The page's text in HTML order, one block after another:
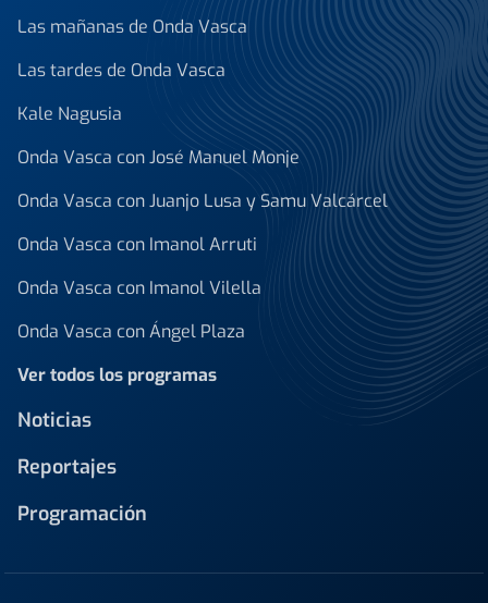
Las mañanas de Onda Vasca
Las tardes de Onda Vasca
Kale Nagusia
Onda Vasca con José Manuel Monje
Onda Vasca con Juanjo Lusa y Samu Valcárcel
Onda Vasca con Imanol Arruti
Onda Vasca con Imanol Vilella
Onda Vasca con Ángel Plaza
Ver todos los programas
Noticias
Reportajes
Programación